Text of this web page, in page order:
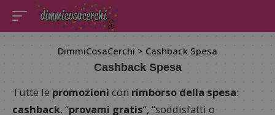
DimmiCosaCerchi > Cashback Spesa
Cashback Spesa
Tutte le promozioni con rimborso della spesa:
cashback, “provami gratis”, “soddisfatti o